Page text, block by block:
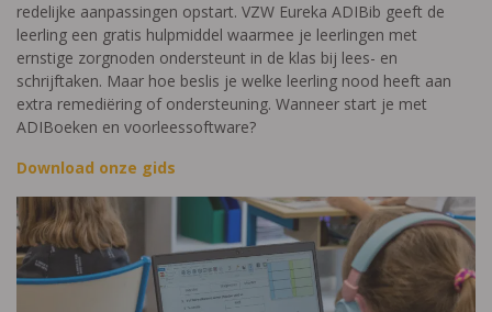
redelijke aanpassingen opstart. VZW Eureka ADIBib geeft de
leerling een gratis hulpmiddel waarmee je leerlingen met
ernstige zorgnoden ondersteunt in de klas bij lees- en
schrijftaken. Maar hoe beslis je welke leerling nood heeft aan
extra remediëring of ondersteuning. Wanneer start je met
ADIBoeken en voorleessoftware?
Download onze gids